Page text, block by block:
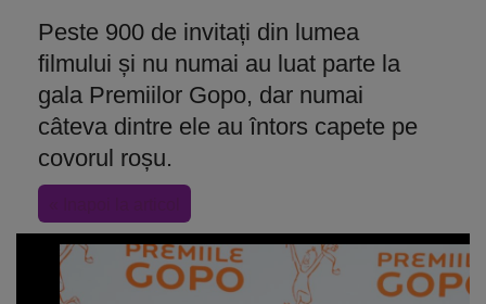
Peste 900 de invitați din lumea
filmului și nu numai au luat parte la
gala Premiilor Gopo, dar numai
câteva dintre ele au întors capete pe
covorul roșu.